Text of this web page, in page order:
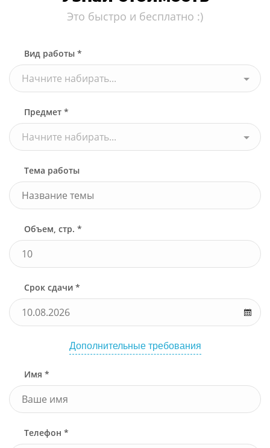
Это быстро и бесплатно :)
Вид работы *
Начните набирать...
Предмет *
Начните набирать...
Тема работы
Объем, стр. *
Срок сдачи *
Дополнительные требования
Имя *
Телефон *